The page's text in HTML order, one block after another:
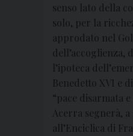
senso lato della
solo, per la
approdato nel
dell’accoglienza,
l’ipoteca
Benedetto XVI e
“pace disarmata
Acerra segnerà,
all’Enciclica di